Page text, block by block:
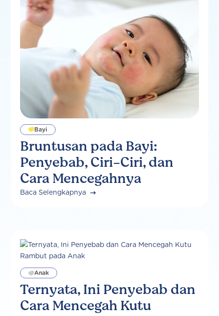
Bruntusan pada Bayi:
Penyebab, Ciri-Ciri, dan
Cara Mencegahnya
Bayi
Baca Selengkapnya
Ternyata, Ini Penyebab dan
Cara Mencegah Kutu
Anak